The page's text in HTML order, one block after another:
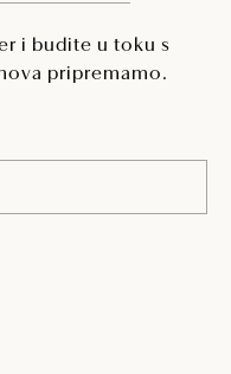
i budite u toku s
pripremamo.